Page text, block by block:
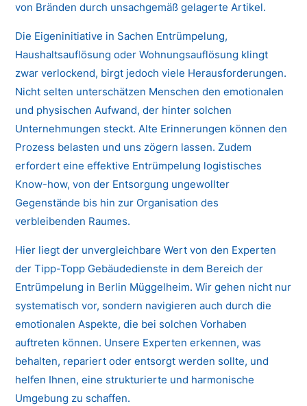
von Bränden durch unsachgemäß gelagerte Artikel.
Die Eigeninitiative in Sachen Entrümpelung,
Haushaltsauflösung oder Wohnungsauflösung klingt
zwar verlockend, birgt jedoch viele Herausforderungen.
Nicht selten unterschätzen Menschen den emotionalen
und physischen Aufwand, der hinter solchen
Unternehmungen steckt. Alte Erinnerungen können den
Prozess belasten und uns zögern lassen. Zudem
erfordert eine effektive Entrümpelung logistisches
Know-how, von der Entsorgung ungewollter
Gegenstände bis hin zur Organisation des
verbleibenden Raumes.
Hier liegt der unvergleichbare Wert von den Experten
der Tipp-Topp Gebäudedienste in dem Bereich der
Entrümpelung in Berlin Müggelheim. Wir gehen nicht nur
systematisch vor, sondern navigieren auch durch die
emotionalen Aspekte, die bei solchen Vorhaben
auftreten können. Unsere Experten erkennen, was
behalten, repariert oder entsorgt werden sollte, und
helfen Ihnen, eine strukturierte und harmonische
Umgebung zu schaffen.